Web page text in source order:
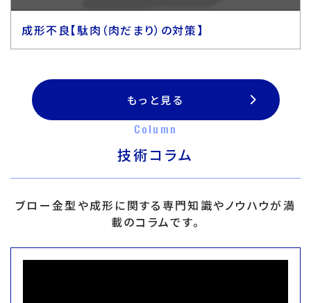
成形不良【駄肉（肉だまり）の対策】
もっと見る
Column
技術コラム
ブロー金型や成形に関する専門知識やノウハウが満
載のコラムです。